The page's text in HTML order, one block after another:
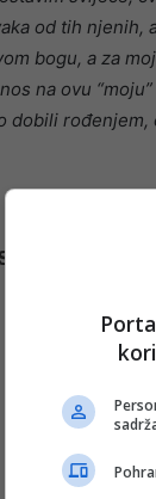
od tih njenih,
bogu, a za
na ovu
dobili